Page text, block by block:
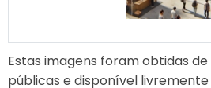
Estas imagens foram obtidas
públicas e disponível